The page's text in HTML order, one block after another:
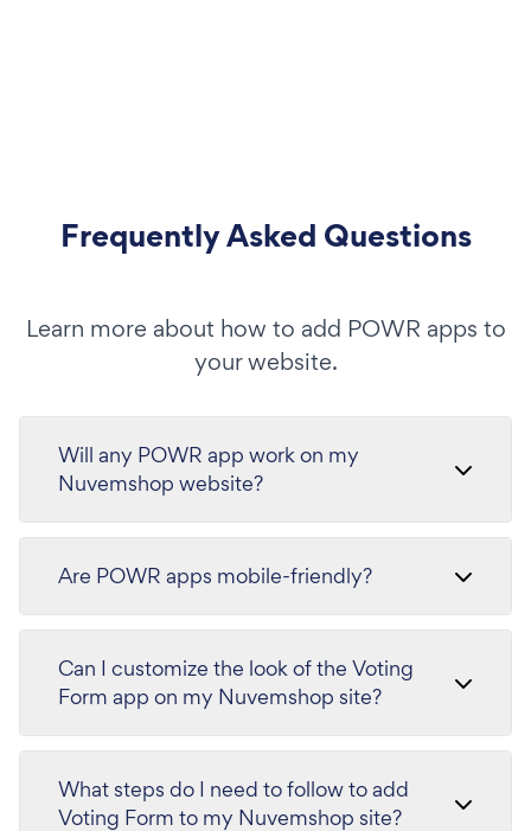
Frequently Asked Questions
Learn more about how to add POWR apps to
your website.
Will any POWR app work on my
Nuvemshop website?
Are POWR apps mobile-friendly?
Can I customize the look of the Voting
Form app on my Nuvemshop site?
What steps do I need to follow to add
Voting Form to my Nuvemshop site?